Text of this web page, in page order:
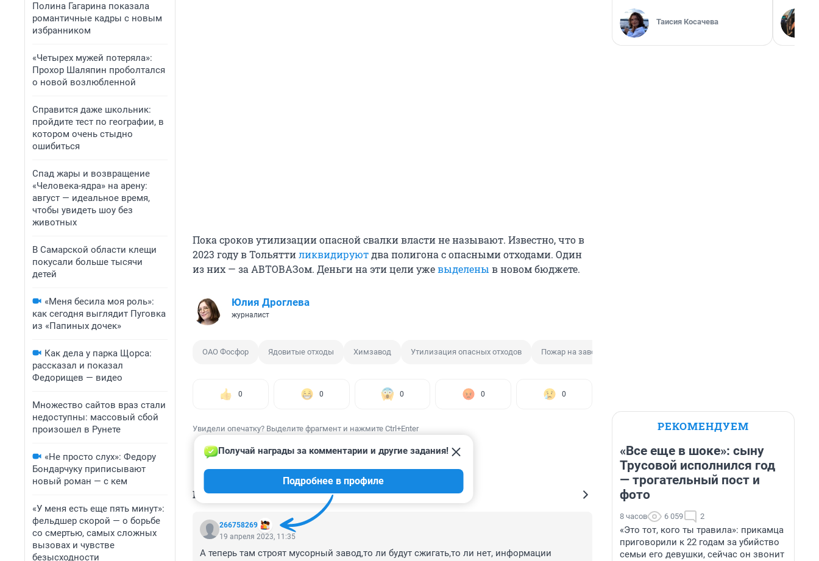
Полина Гагарина показала
романтичные кадры с новым
избранником
«Четырех мужей потеряла»:
Прохор Шаляпин проболтался
о новой возлюбленной
Справится даже школьник:
пройдите тест по географии, в
котором очень стыдно
ошибиться
Спад жары и возвращение
«Человека-ядра» на арену:
август — идеальное время,
чтобы увидеть шоу без
животных
В Самарской области клещи
покусали больше тысячи
детей
«Меня бесила моя роль»:
как сегодня выглядит Пуговка
из «Папиных дочек»
Как дела у парка Щорса:
рассказал и показал
Федорищев — видео
Множество сайтов враз стали
недоступны: массовый сбой
произошел в Рунете
«Не просто слух»: Федору
Бондарчуку приписывают
новый роман — с кем
«У меня есть еще пять минут»:
фельдшер скорой — о борьбе
со смертью, самых сложных
вызовах и чувстве
безысходности
Пока сроков утилизации опасной свалки власти не называют. Известно, что в
2023 году в Тольяттиликвидируютдва полигона с опасными отходами. Один
из них — за АВТОВАЗом. Деньги на эти цели ужевыделены в новом бюджете.
Юлия Дроглева
журналист
ОАО Фосфор Ядовитые отходы Химзавод Утилизация опасных отходов Пожар на заводе
0 0 0 0 0
Увидели опечатку? Выделите фрагмент и нажмите Ctrl+Enter
КОММЕНТАРИИ 2
266758269
Получай награды за комментарии и другие задания!
Подробнее в профиле
19 апреля 2023, 11:35
А теперь там строят мусорный завод,то ли будут сжигать,то ли нет, информации
Таисия Косачева
РЕКОМЕНДУЕМ
«Все еще в шоке»: сыну
Трусовой исполнился год
— трогательный пост и
фото
8 часов 6 059 2
«Это тот, кого ты травила»: прикамца
приговорили к 22 годам за убийство
семьи его девушки, сейчас он звонит